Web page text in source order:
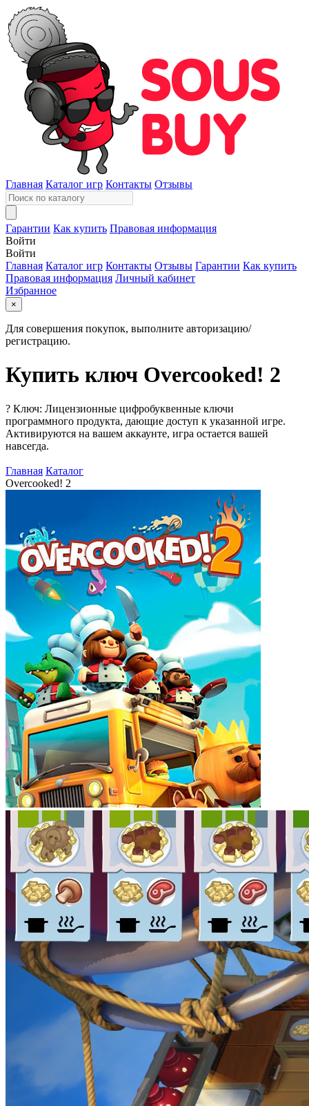
Главная Каталог игр Контакты Отзывы
Гарантии Как купить Правовая информация
Войти
Войти
Главная Каталог игр Контакты Отзывы Гарантии Как купить
Правовая информация Личный кабинет
Избранное
×
Для совершения покупок, выполните авторизацию/
регистрацию.
Купить ключ Overcooked! 2
? Ключ: Лицензионные цифробуквенные ключи
программного продукта, дающие доступ к указанной игре.
Активируются на вашем аккаунте, игра остается вашей
навсегда.
Главная Каталог
Overcooked! 2